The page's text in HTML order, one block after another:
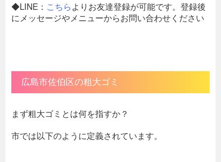
◆LINE： こちらよりお友達登録が可能です。登録後
にメッセージやメニューからお問い合わせください
広島市佐伯区の粗大ゴミ
まず粗大ゴミとは何を指すか？
市では以下のように定義されています。